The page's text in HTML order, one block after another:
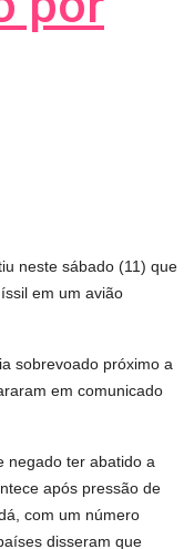
neste sábado (11) que
em um avião
sobrevoado próximo a
em comunicado
negado ter abatido a
após pressão de
com um número
disseram que